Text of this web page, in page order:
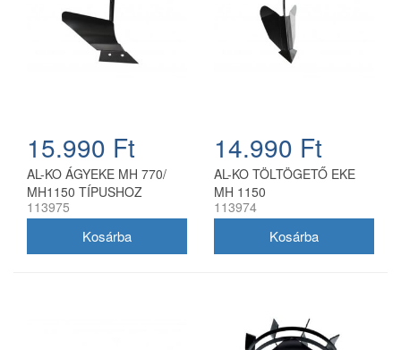
15.990 Ft
AL-KO ÁGYEKE MH 770/
MH1150 TÍPUSHOZ
113975
14.990 Ft
AL-KO TÖLTÖGETŐ EKE
MH 1150
113974